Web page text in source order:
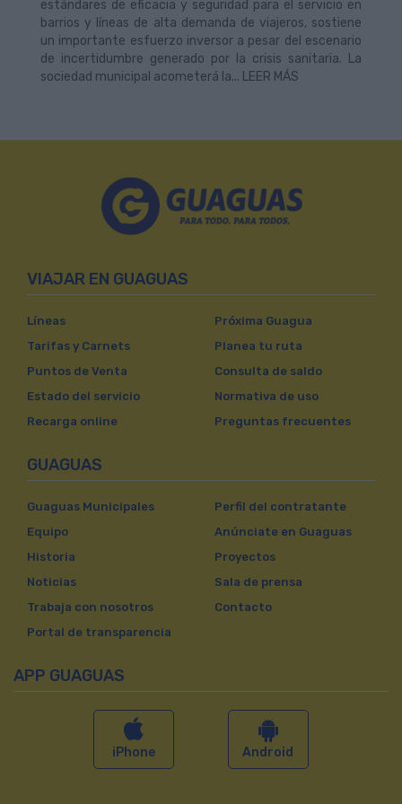
estándares de eficacia y seguridad para el servicio en
barrios y líneas de alta demanda de viajeros, sostiene
un importante esfuerzo inversor a pesar del escenario
de incertidumbre generado por la crisis sanitaria. La
sociedad municipal acometerá la... LEER MÁS
VIAJAR EN GUAGUAS
Líneas
Tarifas y Carnets
Puntos de Venta
Estado del servicio
Recarga online
Próxima Guagua
Planea tu ruta
Consulta de saldo
Normativa de uso
Preguntas frecuentes
GUAGUAS
Guaguas Municipales
Equipo
Historia
Noticias
Trabaja con nosotros
Portal de transparencia
Perfil del contratante
Anúnciate en Guaguas
Proyectos
Sala de prensa
Contacto
APP GUAGUAS
iPhone Android